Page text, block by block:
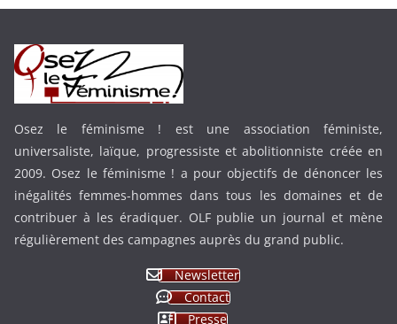
Osez le féminisme ! est une association féministe,
universaliste, laïque, progressiste et abolitionniste créée en
2009. Osez le féminisme ! a pour objectifs de dénoncer les
inégalités femmes-hommes dans tous les domaines et de
contribuer à les éradiquer. OLF publie un journal et mène
régulièrement des campagnes auprès du grand public.
Newsletter
Contact
Presse